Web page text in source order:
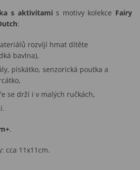
s aktivitami s motivy kolekce Fairy
:
rozvíjí hmat dítěte
bavlna),
pískátko, senzorická poutka a
se drží i v malých ručkách,
.
cca 11x11cm.